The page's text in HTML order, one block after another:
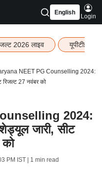
English
Login
2026 लाइव यूपीटीईटी
NEET PG Counselling 2024:
रिजल्ट 27 नवंबर को
2024:
शेड्यूल जारी, सीट
PM IST| 1 min read